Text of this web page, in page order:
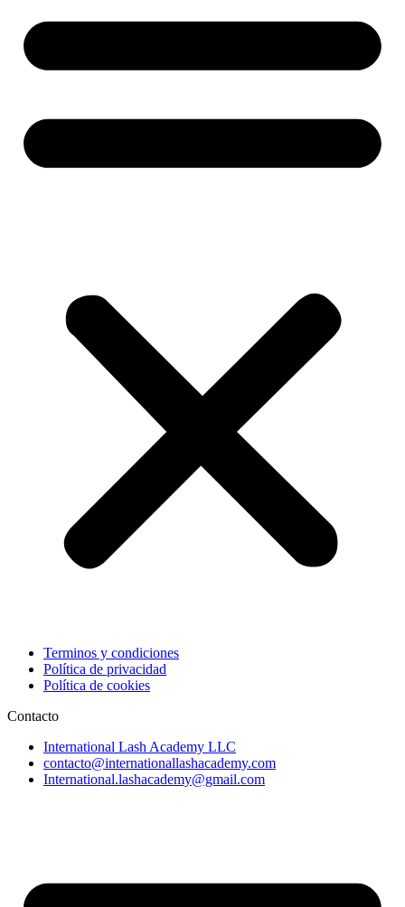
Terminos y condiciones
Política de privacidad
Política de cookies
Contacto
International Lash Academy LLC
contacto@internationallashacademy.com
International.lashacademy@gmail.com